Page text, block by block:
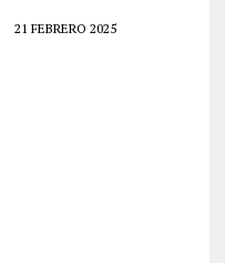
21 FEBRERO 2025